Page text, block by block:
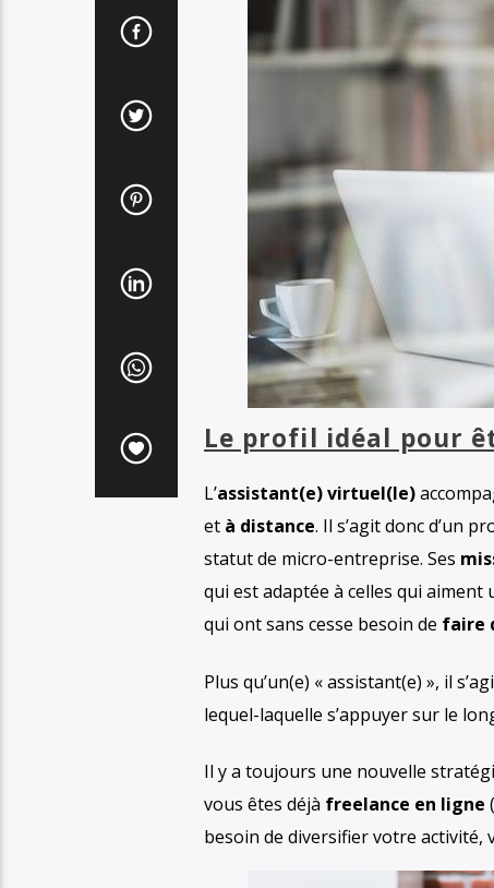
Le profil idéal pour
L’assistant(e) virtuel(le)
età distance. Il s’agit donc d’un
statut de micro-entreprise. Ses
qui est adaptée à celles qui aiment
qui ont sans cesse besoin de faire
Plus qu’un(e) « assistant(e) », il
lequel-laquelle s’appuyer sur le
Il y a toujours une nouvelle
vous êtes déjà freelance en ligne
besoin de diversifier votre activité,